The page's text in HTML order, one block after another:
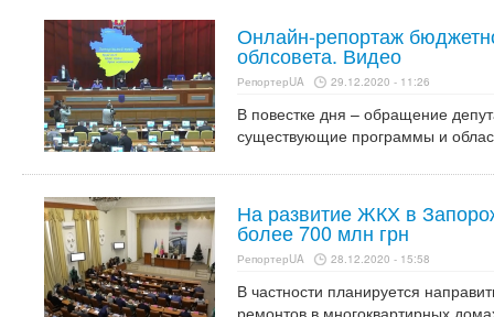
Онлайн-репортаж
облсовета. Видео
РепортерUA 29.12.2020 - 11:26
В повестке дня – обращение
существующие программы и
На развитие ЖКХ в
более 700 млн грн
РепортерUA 28.12.2020 - 15:58
В частности планируется
ремонтов в многоквартирных